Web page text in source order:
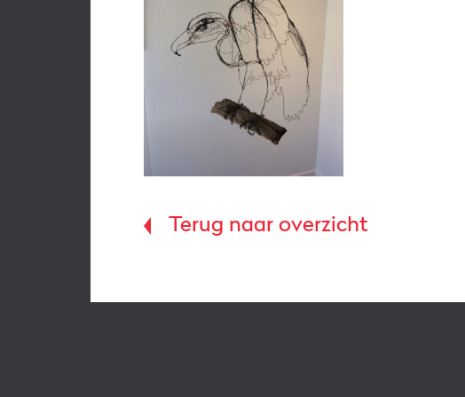
Terug naar overzicht